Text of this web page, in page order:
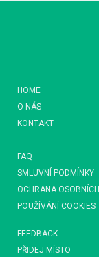
HOME
O NÁS
KONTAKT
FAQ
SMLUVNÍ PODMÍNKY
OCHRANA
POUŽÍVÁNÍ COOKIES
FEEDBACK
PŘIDEJ MÍSTO